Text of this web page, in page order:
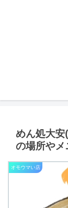
めん処大
の場所やメ
オモウマい店